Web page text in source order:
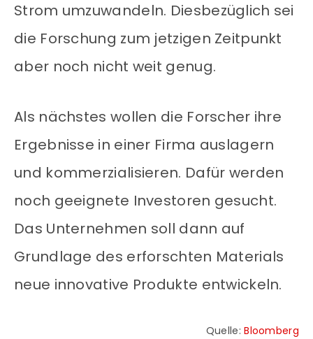
Strom umzuwandeln. Diesbezüglich sei
die Forschung zum jetzigen Zeitpunkt
aber noch nicht weit genug.
Als nächstes wollen die Forscher ihre
Ergebnisse in einer Firma auslagern
und kommerzialisieren. Dafür werden
noch geeignete Investoren gesucht.
Das Unternehmen soll dann auf
Grundlage des erforschten Materials
neue innovative Produkte entwickeln.
Quelle:Bloomberg